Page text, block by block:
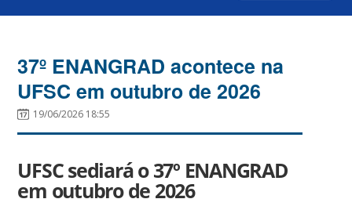
37º ENANGRAD acontece na
UFSC em outubro de 2026
19/06/2026 18:55
UFSC sediará o 37º ENANGRAD
em outubro de 2026